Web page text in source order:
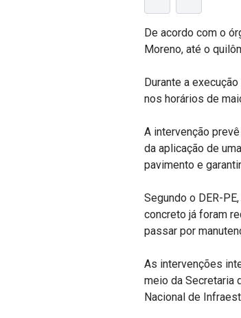
De acordo com o
Moreno, até o
Durante a
nos horários de
A intervenção
da aplicação de
pavimento e
Segundo o DER-
concreto já foram
passar por
As intervenções
meio da Secretaria
Nacional de